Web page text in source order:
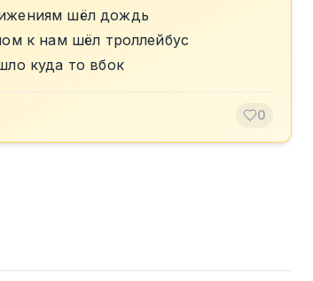
шёл дождь
к нам шёл троллейбус
куда то вбок
0